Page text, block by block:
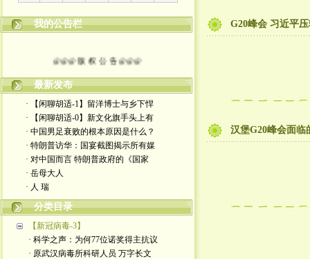
我的公告栏
崇尚理性评论，拒绝人身攻击！
本博客所发布文章，
除特别注明者外，均为原创。
转载或制作视频，
须注明如下版权信息：
作者（格致夫）和出处（万维链接）
最新发布
· 【闲聊胡适-1】留洋博士与乡下悍
· 【闲聊胡适-0】新文化旗手头上有
· 中国男足衰败的根本原因是什么？
· 特朗普访华：国宴截图揭示所有媒
· 对中国而言 特朗普政府的《国家
· 岳母大人
· 人 瑞
分类目录
【新冠病毒-3】
· 科学之声：为何77位诺奖得主抗议
· 原武汉病毒所科研人员 万字长文
G20峰会 习近平
汉堡G20峰会面临